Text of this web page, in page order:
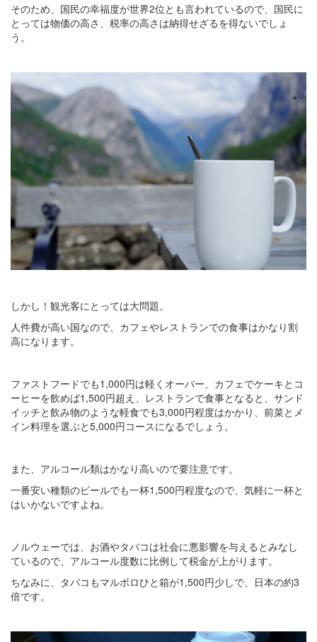
そのため、国民の幸福度が世界2位とも言われているので、国民に
とっては物価の高さ、税率の高さは納得せざるを得ないでしょ
う。
しかし！観光客にとっては大問題。
人件費が高い国なので、カフェやレストランでの食事はかなり割
高になります。
ファストフードでも1,000円は軽くオーバー、カフェでケーキとコ
ーヒーを飲めば1,500円超え、レストランで食事となると、サンド
イッチと飲み物のような軽食でも3,000円程度はかかり、前菜とメ
イン料理を選ぶと5,000円コースになるでしょう。
また、アルコール類はかなり高いので要注意です。
一番安い種類のビールでも一杯1,500円程度なので、気軽に一杯と
はいかないですよね。
ノルウェーでは、お酒やタバコは社会に悪影響を与えるとみなし
ているので、アルコール度数に比例して税金が上がります。
ちなみに、タバコもマルボロひと箱が1,500円少しで、日本の約3
倍です。